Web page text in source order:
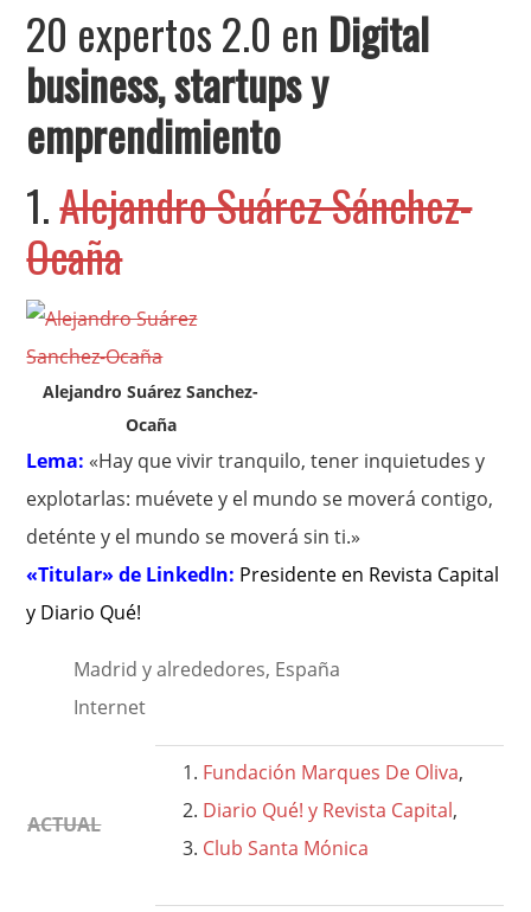
20 expertos 2.0 en Digital
business, startups y
emprendimiento
1.Alejandro Suárez Sánchez-
Ocaña
Alejandro Suárez Sanchez-
Ocaña
Lema: «Hay que vivir tranquilo, tener inquietudes y
explotarlas: muévete y el mundo se moverá contigo,
deténte y el mundo se moverá sin ti.»
«Titular» de LinkedIn: Presidente en Revista Capital
y Diario Qué!
Madrid y alrededores, España
Internet
ACTUAL
Fundación Marques De Oliva,
Diario Qué! y Revista Capital,
Club Santa Mónica